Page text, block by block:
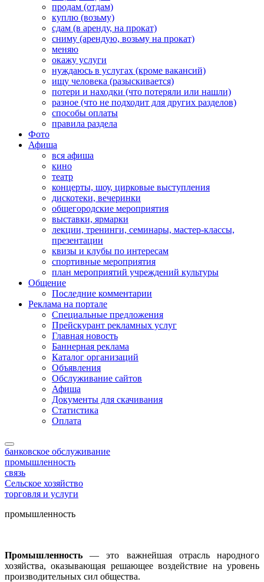
продам (отдам)
куплю (возьму)
сдам (в аренду, на прокат)
сниму (арендую, возьму на прокат)
меняю
окажу услуги
нуждаюсь в услугах (кроме вакансий)
ищу человека (разыскивается)
потери и находки (что потеряли или нашли)
разное (что не подходит для других разделов)
способы оплаты
правила раздела
Фото
Афиша
вся афиша
кино
театр
концерты, шоу, цирковые выступления
дискотеки, вечеринки
общегородские мероприятия
выставки, ярмарки
лекции, тренинги, семинары, мастер-классы,
презентации
квизы и клубы по интересам
спортивные мероприятия
план мероприятий учреждений культуры
Общение
Последние комментарии
Реклама на портале
Специальные предложения
Прейскурант рекламных услуг
Главная новость
Баннерная реклама
Каталог организаций
Объявления
Обслуживание сайтов
Афиша
Документы для скачивания
Статистика
Оплата
банковское обслуживание
промышленность
связь
Сельское хозяйство
торговля и услуги
промышленность
Промышленность — это важнейшая отрасль народного
хозяйства, оказывающая решающее воздействие на уровень
производительных сил общества.